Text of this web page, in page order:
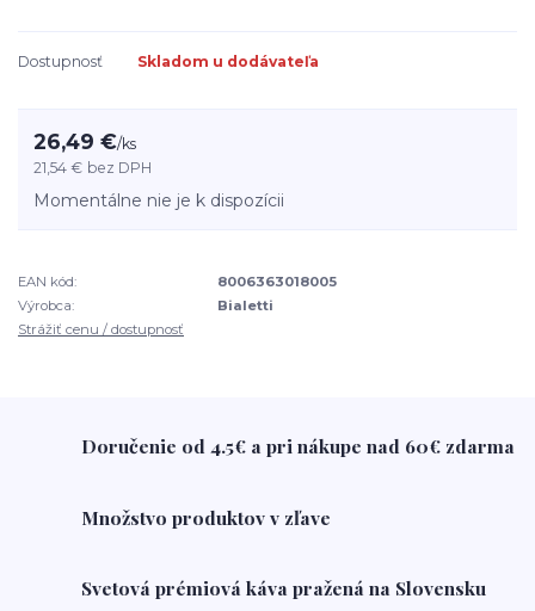
Dostupnosť Skladom u dodávateľa
26,49 €/ks
21,54 € bez DPH
Momentálne nie je k dispozícii
EAN kód:
8006363018005
Výrobca:
Bialetti
Strážiť cenu / dostupnosť
Doručenie od 4.5€ a pri nákupe nad 60€ zdarma
Množstvo produktov v zľave
Svetová prémiová káva pražená na Slovensku